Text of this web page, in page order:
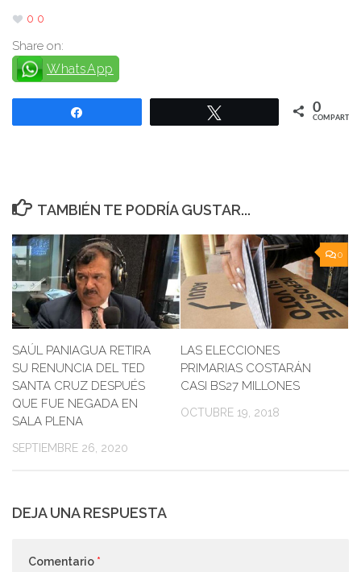
0 0
Share on:
WhatsApp
0
COMPARTIR
TAMBIÉN TE PODRÍA GUSTAR...
SAÚL PANIAGUA RETIRA
SU RENUNCIA DEL TED
SANTA CRUZ DESPUÉS
QUE FUE NEGADA EN
SALA PLENA
SEPTIEMBRE 26, 2020
0
LAS ELECCIONES
PRIMARIAS COSTARÁN
CASI BS27 MILLONES
OCTUBRE 19, 2018
DEJA UNA RESPUESTA
Comentario *